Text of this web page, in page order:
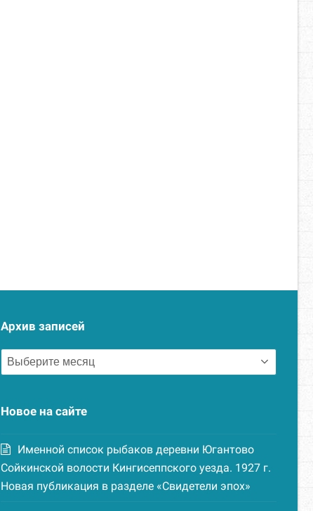
Архив записей
Архив
записей
Новое на сайте
Именной список рыбаков деревни Югантово
Сойкинской волости Кингисеппского уезда. 1927 г.
Новая публикация в разделе «Свидетели эпох»